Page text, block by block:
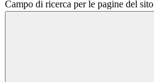
Campo di ricerca per le pagine del sito